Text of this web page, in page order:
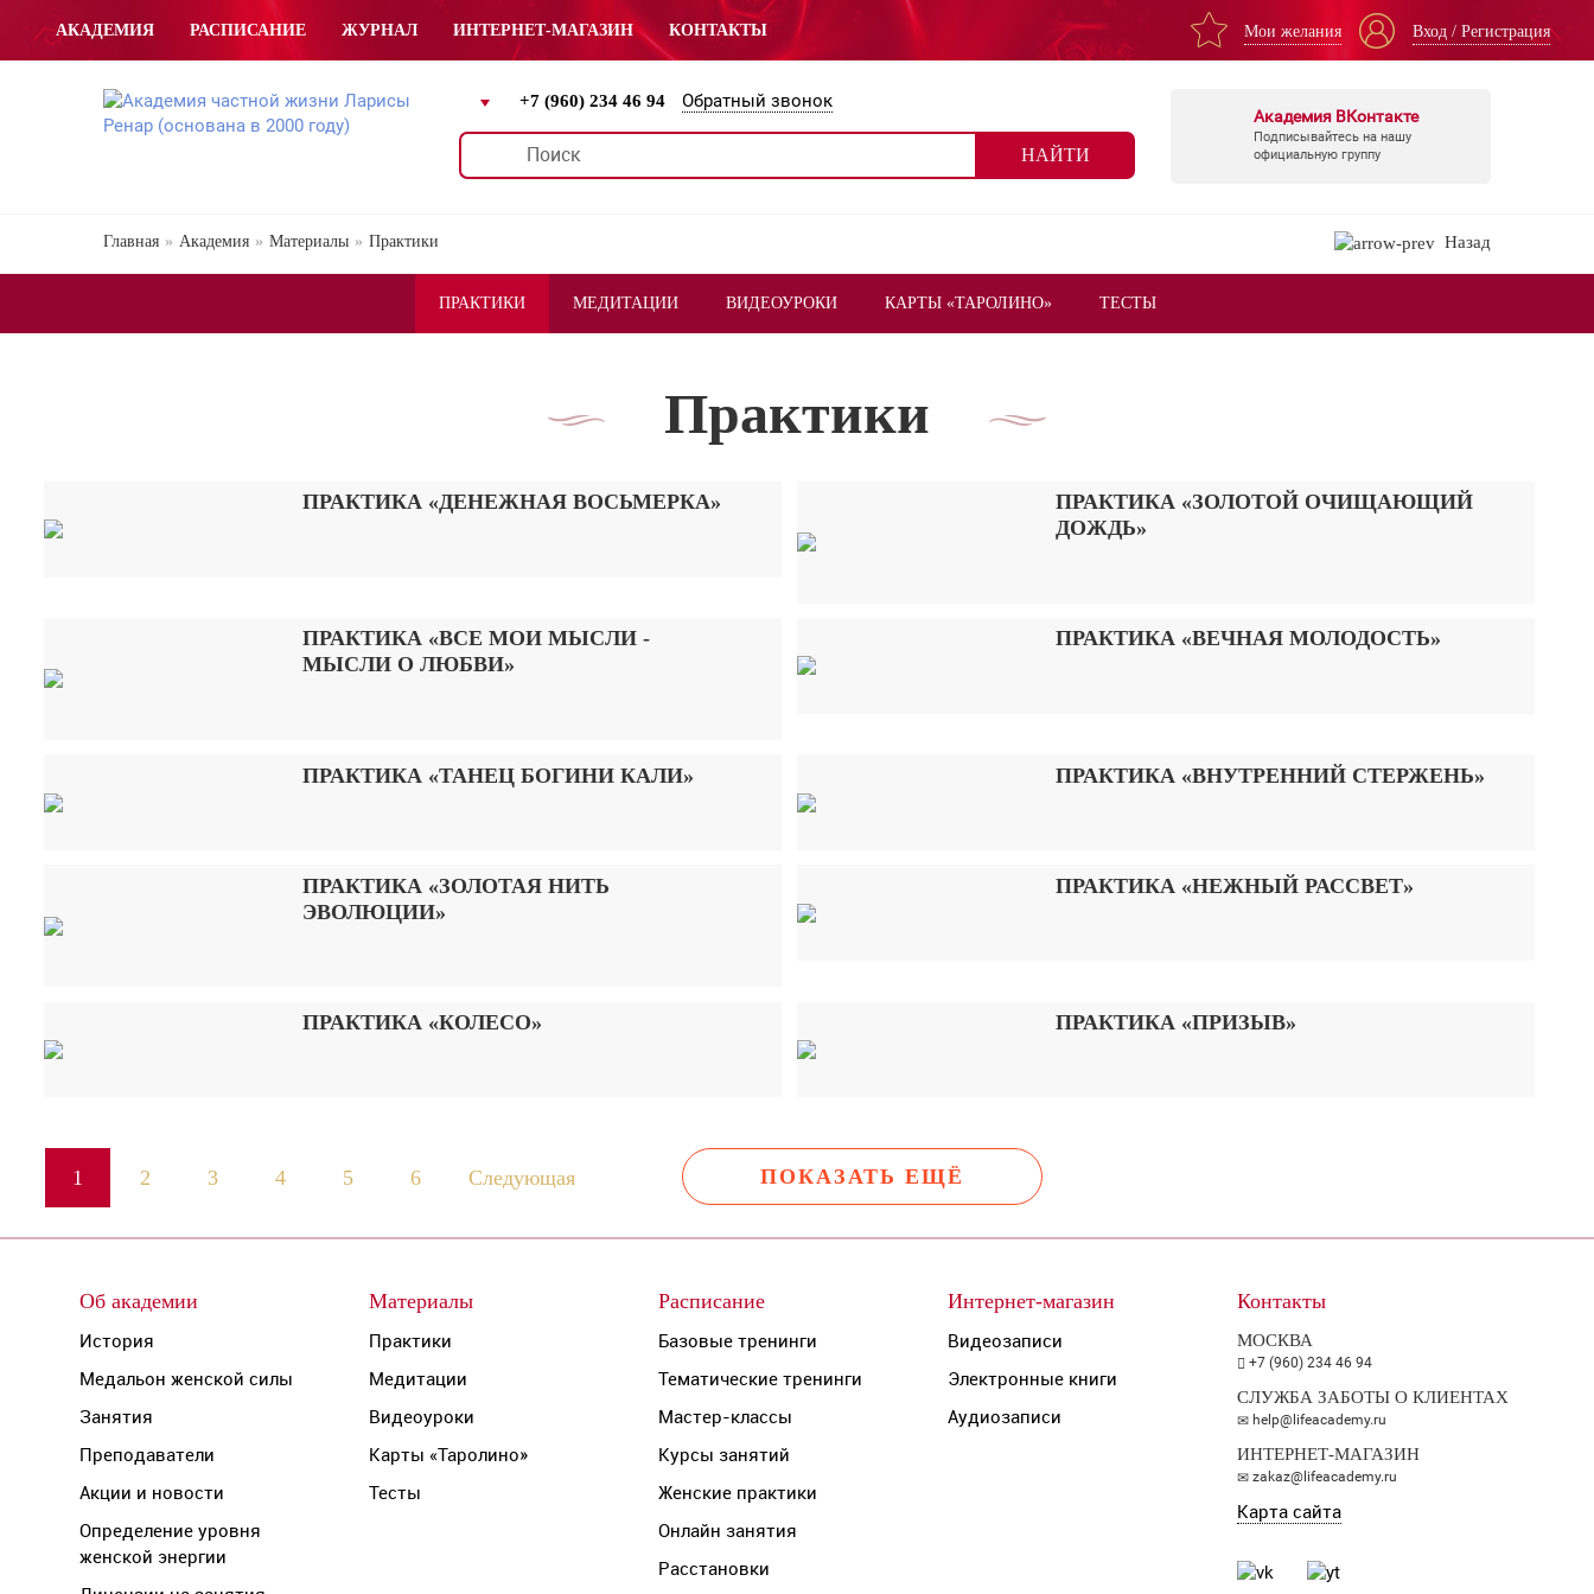
АКАДЕМИЯ РАСПИСАНИЕ ЖУРНАЛ ИНТЕРНЕТ-МАГАЗИН КОНТАКТЫ Мои желания Вход / Регистрация
+7 (960) 234 46 94 Обратный звонок
НАЙТИ
Академия ВКонтакте
Подписывайтесь на нашу
официальную группу
Главная Академия Материалы Практики Назад
ПРАКТИКИ МЕДИТАЦИИ ВИДЕОУРОКИ КАРТЫ «ТАРОЛИНО» ТЕСТЫ
Практики
ПРАКТИКА «ДЕНЕЖНАЯ ВОСЬМЕРКА»
ПРАКТИКА «ЗОЛОТОЙ ОЧИЩАЮЩИЙ
ДОЖДЬ»
ПРАКТИКА «ВСЕ МОИ МЫСЛИ -
МЫСЛИ О ЛЮБВИ»
ПРАКТИКА «ВЕЧНАЯ МОЛОДОСТЬ»
ПРАКТИКА «ТАНЕЦ БОГИНИ КАЛИ» ПРАКТИКА «ВНУТРЕННИЙ СТЕРЖЕНЬ»
ПРАКТИКА «ЗОЛОТАЯ НИТЬ
ЭВОЛЮЦИИ»
ПРАКТИКА «НЕЖНЫЙ РАССВЕТ»
ПРАКТИКА «КОЛЕСО» ПРАКТИКА «ПРИЗЫВ»
1 2 3 4 5 6 Следующая ПОКАЗАТЬ ЕЩЁ
Об академии
История
Медальон женской силы
Занятия
Преподаватели
Акции и новости
Определение уровня
женской энергии
Материалы
Практики
Медитации
Видеоуроки
Карты «Таролино»
Тесты
Расписание
Базовые тренинги
Тематические тренинги
Мастер-классы
Курсы занятий
Женские практики
Онлайн занятия
Расстановки
Интернет-магазин
Видеозаписи
Электронные книги
Аудиозаписи
Контакты
МОСКВА
+7 (960) 234 46 94
СЛУЖБА ЗАБОТЫ О КЛИЕНТАХ
help@lifeacademy.ru
ИНТЕРНЕТ-МАГАЗИН
zakaz@lifeacademy.ru
Карта сайта